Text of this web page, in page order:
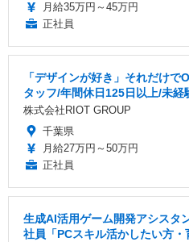
月給35万円～45万円
正社員
「デザインが好き」それだけ
タッフ/年間休日125日以上/未経
株式会社RIOT GROUP
千葉県
月給27万円～50万円
正社員
生成AI活用ゲーム開発アシスタ
社員「PCスキル活かしたい方